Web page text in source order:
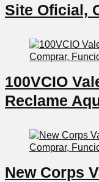
Site Oficial,
100VCIO
Reclame
New Corps